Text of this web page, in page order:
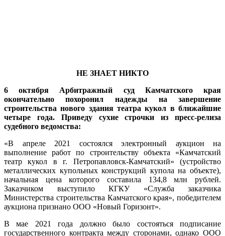
НЕ ЗНАЕТ НИКТО
6 октября Арбитражный суд Камчатского края
окончательно похоронил надежды на завершение
строительства нового здания театра кукол в ближайшие
четыре года. Приведу сухие строчки из пресс-релиза
судебного ведомства:
«В апреле 2021 состоялся электронный аукцион на
выполнение работ по строительству объекта «Камчатский
театр кукол в г. Петропавловск-Камчатский» (устройство
металлических купольных конструкций купола на объекте),
начальная цена которого составила 134,8 млн рублей.
Заказчиком выступило КГКУ «Служба заказчика
Министерства строительства Камчатского края», победителем
аукциона признано ООО «Новый Горизонт».
В мае 2021 года должно было состояться подписание
государственного контракта между сторонами, однако ООО